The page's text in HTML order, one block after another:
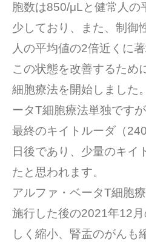
胞数は850/μLと健常人の
少しており、また、制御
人の平均値の2倍近くに
この状態を改善するため
細胞療法を開始しました
ータT細胞療法単独です
最終のキイトルーダ（
日後であり、少量のキイ
たと思われます。
アルファ・ベータT細胞
施行した後の2021年12
しく縮小、腎盂のがんも